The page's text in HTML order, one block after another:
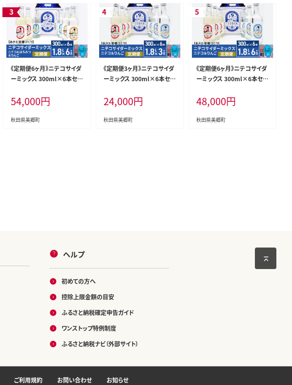
《定期便6ヶ月》ニテコサイダ
ーミックス 300ml×6本セッ
りんごサイダー2本、はちみつ
サイダー2本）あきた美郷づ
くり
54,000円
秋田県美郷町
《定期便3ヶ月》ニテコサイダ
ーミックス 300ml×6本セッ
りんごサイダー3本）あきた美
郷づくり
24,000円
秋田県美郷町
《定期便6ヶ月》ニテコサイダ
ーミックス 300ml×6本セッ
りんごサイダー3本）あきた美
郷づくり
48,000円
秋田県美郷町
ヘルプ
初めての方へ
控除上限金額の目安
ふるさと納税確定申告ガイド
ワンストップ特例制度
ふるさと納税ナビ（外部サイト）
ご利用規約 お問い合わせ お知らせ